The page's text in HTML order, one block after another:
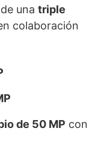
una triple
colaboración
de 50 MP con